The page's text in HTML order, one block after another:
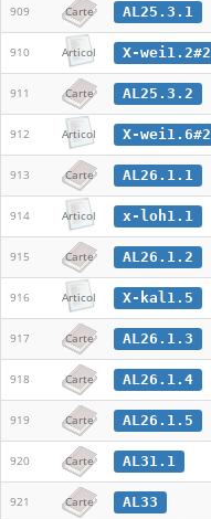
909 Carte AL25.3.1
910 Articol X-wei1.2#2
911 Carte AL25.3.2
912 Articol X-wei1.6#2
913 Carte AL26.1.1
914 Articol x-loh1.1
915 Carte AL26.1.2
916 Articol X-kal1.5
917 Carte AL26.1.3
918 Carte AL26.1.4
919 Carte AL26.1.5
920 Carte AL31.1
921 Carte AL33